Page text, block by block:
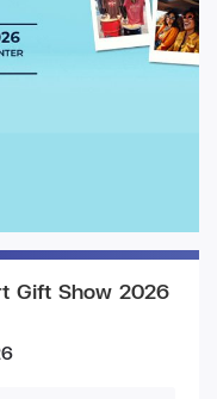
Gift Show 2026